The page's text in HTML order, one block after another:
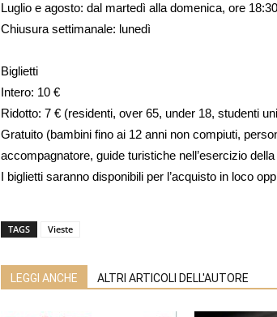
Luglio e agosto: dal martedì alla domenica, ore
Chiusura settimanale: lunedì
Biglietti
Intero: 10 €
Ridotto: 7 € (residenti, over 65, under 18, studenti
Gratuito (bambini fino ai 12 anni non compiuti,
accompagnatore, guide turistiche nell’esercizio
I biglietti saranno disponibili per l’acquisto in loco
TAGS Vieste
LEGGI ANCHE ALTRI ARTICOLI DELL'AUTORE